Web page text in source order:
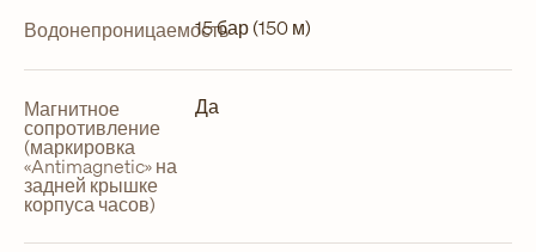
Водонепроницаемость15 бар (150 м)
Магнитное
сопротивление
(маркировка
«Antimagnetic» на
задней крышке
корпуса часов)
Да